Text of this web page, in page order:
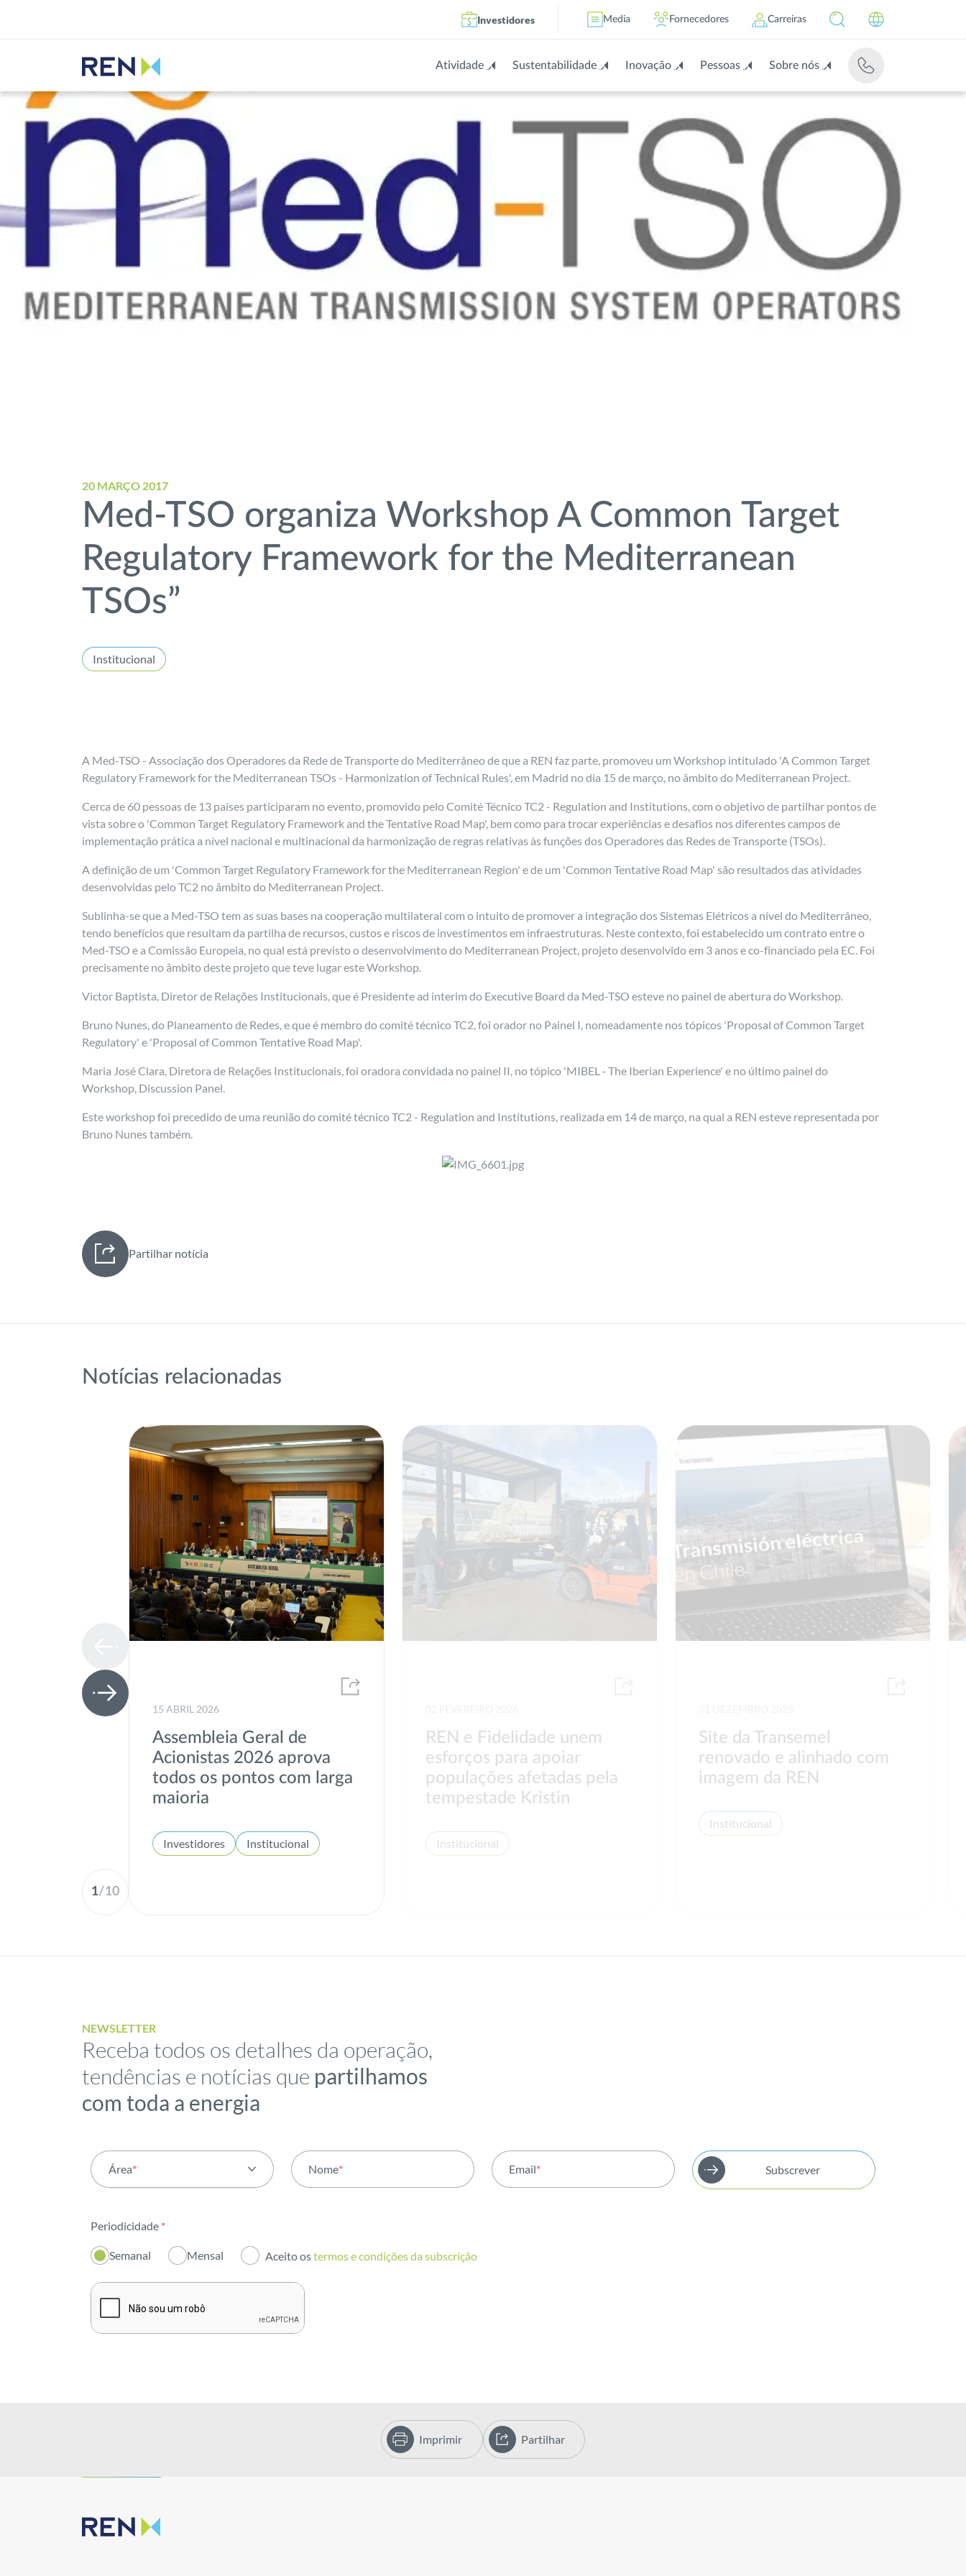
Investidores Media Fornecedores Carreiras
Atividade Sustentabilidade Inovação Pessoas Sobre nós
20 MARÇO 2017
Med-TSO organiza Workshop A Common Target
Regulatory Framework for the Mediterranean
TSOs”
Institucional
A Med-TSO - Associação dos Operadores da Rede de Transporte do Mediterrâneo de que a REN faz parte, promoveu um Workshop intitulado 'A Common Target
Regulatory Framework for the Mediterranean TSOs - Harmonization of Technical Rules', em Madrid no dia 15 de março, no âmbito do Mediterranean Project.
Cerca de 60 pessoas de 13 países participaram no evento, promovido pelo Comité Técnico TC2 - Regulation and Institutions, com o objetivo de partilhar pontos de
vista sobre o 'Common Target Regulatory Framework and the Tentative Road Map', bem como para trocar experiências e desafios nos diferentes campos de
implementação prática a nível nacional e multinacional da harmonização de regras relativas às funções dos Operadores das Redes de Transporte (TSOs).
A definição de um 'Common Target Regulatory Framework for the Mediterranean Region' e de um 'Common Tentative Road Map' são resultados das atividades
desenvolvidas pelo TC2 no âmbito do Mediterranean Project.
Sublinha-se que a Med-TSO tem as suas bases na cooperação multilateral com o intuito de promover a integração dos Sistemas Elétricos a nível do Mediterrâneo,
tendo benefícios que resultam da partilha de recursos, custos e riscos de investimentos em infraestruturas. Neste contexto, foi estabelecido um contrato entre o
Med-TSO e a Comissão Europeia, no qual está previsto o desenvolvimento do Mediterranean Project, projeto desenvolvido em 3 anos e co-financiado pela EC. Foi
precisamente no âmbito deste projeto que teve lugar este Workshop.
Victor Baptista, Diretor de Relações Institucionais, que é Presidente ad interim do Executive Board da Med-TSO esteve no painel de abertura do Workshop.
Bruno Nunes, do Planeamento de Redes, e que é membro do comité técnico TC2, foi orador no Painel I, nomeadamente nos tópicos 'Proposal of Common Target
Regulatory' e 'Proposal of Common Tentative Road Map'.
Maria José Clara, Diretora de Relações Institucionais, foi oradora convidada no painel II, no tópico 'MIBEL ‐ The Iberian Experience' e no último painel do
Workshop, Discussion Panel.
Este workshop foi precedido de uma reunião do comité técnico TC2 - Regulation and Institutions, realizada em 14 de março, na qual a REN esteve representada por
Bruno Nunes também.
Partilhar notícia
Notícias relacionadas
1/10
15 ABRIL 2026
Assembleia Geral de
Acionistas 2026 aprova
todos os pontos com larga
maioria
Investidores Institucional
REN e Fidelidade unem
esforços para apoiar
populações afetadas pela
tempestade Kristin
Institucional
Site da Transemel
renovado e alinhado com
imagem da REN
Institucional
NEWSLETTER
Receba todos os detalhes da operação,
tendências e notícias que partilhamos
com toda a energia
Área*
Institucional
Sustentabilidade
Nome* Email* Subscrever
Periodicidade *
Semanal Mensal Aceito ostermos e condições da subscrição
Imprimir Partilhar